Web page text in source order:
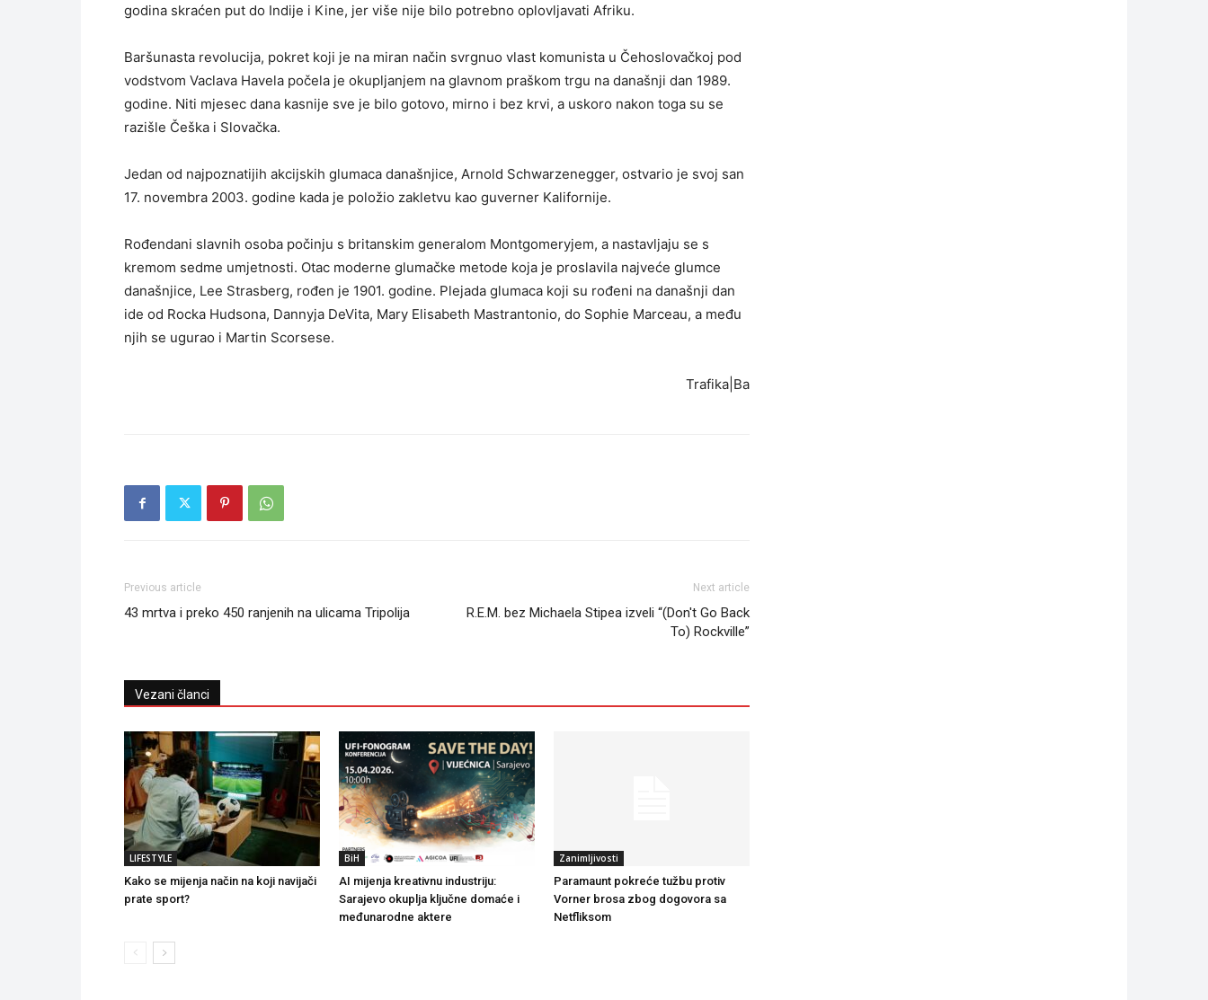
godina skraćen put do Indije i Kine, jer više nije bilo potrebno oplovljavati Afriku.
Baršunasta revolucija, pokret koji je na miran način svrgnuo vlast komunista u Čehoslovačkoj pod
vodstvom Vaclava Havela počela je okupljanjem na glavnom praškom trgu na današnji dan 1989.
godine. Niti mjesec dana kasnije sve je bilo gotovo, mirno i bez krvi, a uskoro nakon toga su se
razišle Češka i Slovačka.
Jedan od najpoznatijih akcijskih glumaca današnjice, Arnold Schwarzenegger, ostvario je svoj san
17. novembra 2003. godine kada je položio zakletvu kao guverner Kalifornije.
Rođendani slavnih osoba počinju s britanskim generalom Montgomeryjem, a nastavljaju se s
kremom sedme umjetnosti. Otac moderne glumačke metode koja je proslavila najveće glumce
današnjice, Lee Strasberg, rođen je 1901. godine. Plejada glumaca koji su rođeni na današnji dan
ide od Rocka Hudsona, Dannyja DeVita, Mary Elisabeth Mastrantonio, do Sophie Marceau, a među
njih se ugurao i Martin Scorsese.
Trafika|Ba
Previous article
43 mrtva i preko 450 ranjenih na ulicama Tripolija
Next article
R.E.M. bez Michaela Stipea izveli “(Don't Go Back
To) Rockville”
Vezani članci
LIFESTYLE
Kako se mijenja način na koji navijači
prate sport?
BiH
AI mijenja kreativnu industriju:
Sarajevo okuplja ključne domaće i
međunarodne aktere
Zanimljivosti
Paramaunt pokreće tužbu protiv
Vorner brosa zbog dogovora sa
Netfliksom